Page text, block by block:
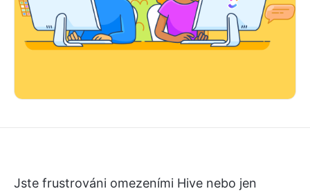
Jste frustrováni omezeními Hive nebo jen